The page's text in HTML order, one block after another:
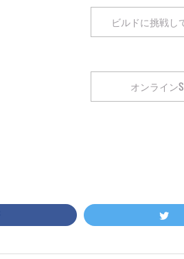
ビルドに挑戦し
オンライン